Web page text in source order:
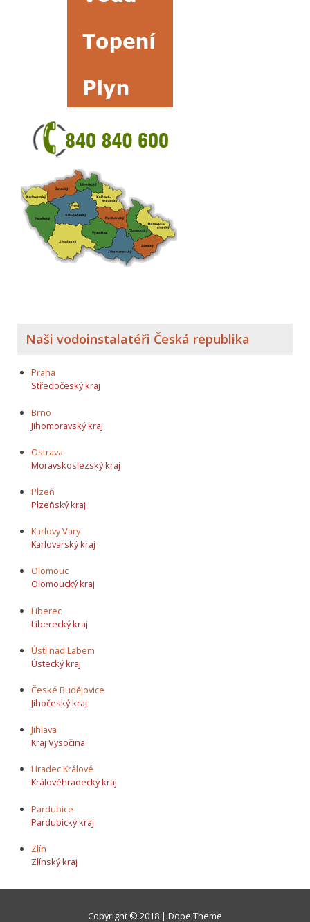
Naši vodoinstalatéři Česká republika
Praha
Středočeský kraj
Brno
Jihomoravský kraj
Ostrava
Moravskoslezský kraj
Plzeň
Plzeňský kraj
Karlovy Vary
Karlovarský kraj
Olomouc
Olomoucký kraj
Liberec
Liberecký kraj
Ústí nad Labem
Ústecký kraj
České Budějovice
Jihočeský kraj
Jihlava
Kraj Vysočina
Hradec Králové
Královéhradecký kraj
Pardubice
Pardubický kraj
Zlín
Zlínský kraj
Copyright © 2018 | Dope Theme